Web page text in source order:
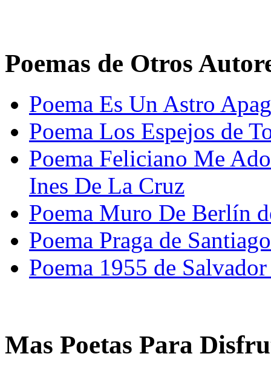
Poemas de Otros
Poema Es Un Astro
Poema Los Espejos de
Poema Feliciano Me
Ines De La Cruz
Poema Muro De Berlín
Poema Praga de
Poema 1955 de
Mas Poetas Para